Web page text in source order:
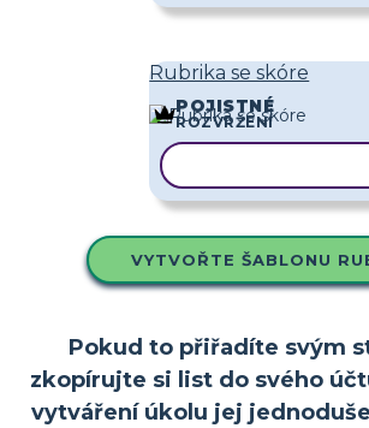
Rubrika se skóre
POJISTNÉ
ROZVRŽENÍ
VYTVOŘTE ŠABLONU
Pokud to přiřadíte svým
zkopírujte si list do svého
vytváření úkolu jej